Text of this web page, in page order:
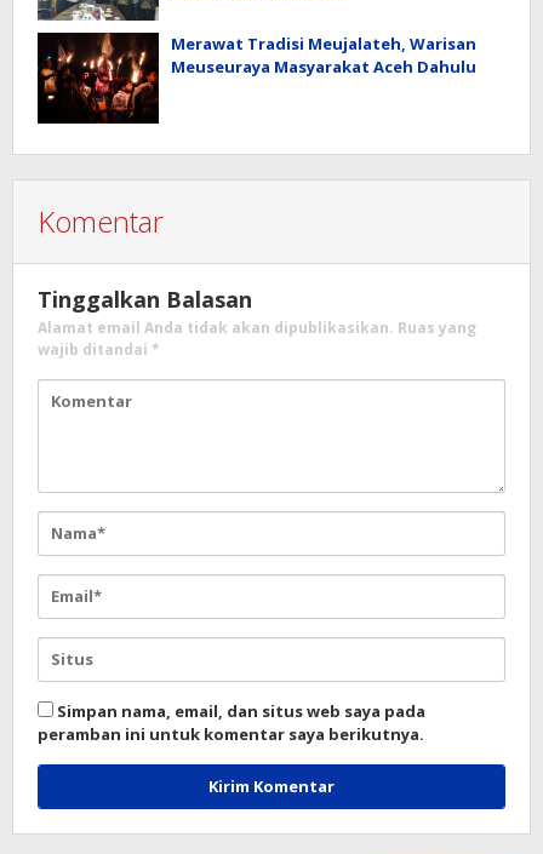
Merawat Tradisi Meujalateh, Warisan
Meuseuraya Masyarakat Aceh Dahulu
Komentar
Tinggalkan Balasan
Alamat email Anda tidak akan dipublikasikan. Ruas yang
wajib ditandai *
Simpan nama, email, dan situs web saya pada
peramban ini untuk komentar saya berikutnya.